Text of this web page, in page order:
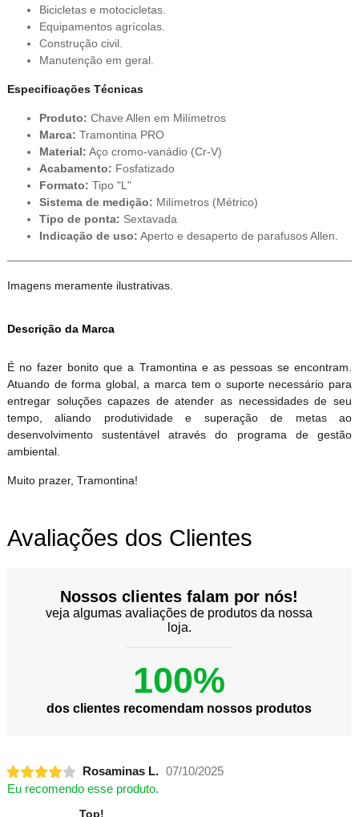
Bicicletas e motocicletas.
Equipamentos agrícolas.
Construção civil.
Manutenção em geral.
Especificações Técnicas
Produto: Chave Allen em Milímetros
Marca: Tramontina PRO
Material: Aço cromo-vanádio (Cr-V)
Acabamento: Fosfatizado
Formato: Tipo "L"
Sistema de medição: Milímetros (Métrico)
Tipo de ponta: Sextavada
Indicação de uso: Aperto e desaperto de parafusos Allen.
Imagens meramente ilustrativas.
Descrição da Marca
É no fazer bonito que a Tramontina e as pessoas se encontram.
Atuando de forma global, a marca tem o suporte necessário para
entregar soluções capazes de atender as necessidades de seu
tempo, aliando produtividade e superação de metas ao
desenvolvimento sustentável através do programa de gestão
ambiental.
Muito prazer, Tramontina!
Avaliações dos Clientes
Nossos clientes falam por nós!
veja algumas avaliações de produtos da nossa
loja.
100%
dos clientes recomendam nossos produtos
Rosaminas L. 07/10/2025
Eu recomendo esse produto.
Top!